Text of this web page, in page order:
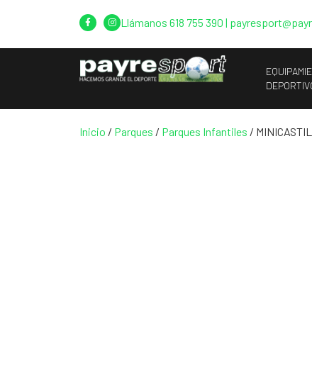
Llámanos 618 755 390 |
Inicio / Parques / Parques Infantiles /